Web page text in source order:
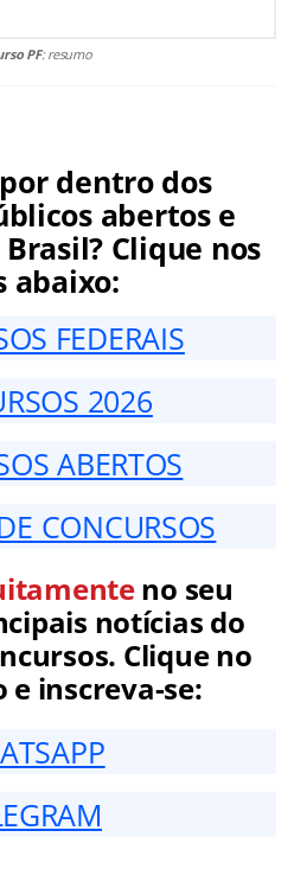
PF: resumo
dentro dos
abertos e
Clique nos
abaixo:
FEDERAIS
2026
ABERTOS
CONCURSOS
no seu
notícias do
Clique no
inscreva-se: